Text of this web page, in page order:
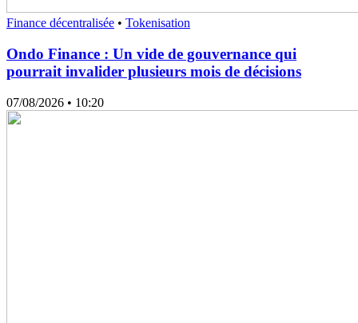
Finance décentralisée • Tokenisation
Ondo Finance : Un vide de gouvernance qui
pourrait invalider plusieurs mois de décisions
07/08/2026 • 10:20